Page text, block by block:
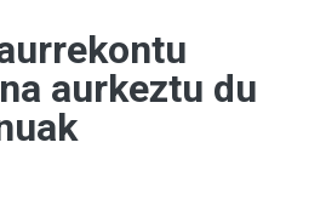
aurkeztu du